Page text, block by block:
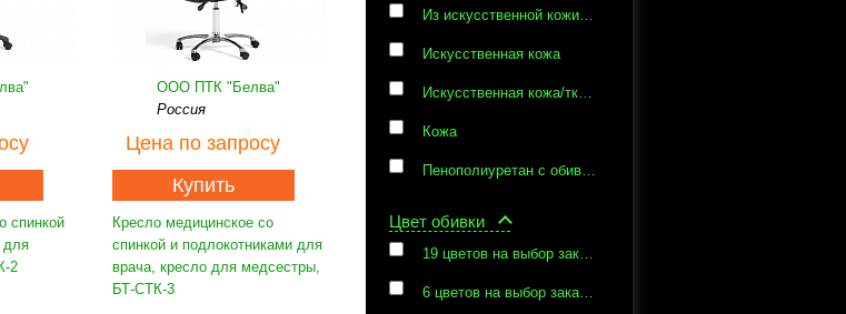
спинкой
для
2
ООО ПТК "Белва"
Россия
Цена по запросу
Купить
Кресло медицинское со
спинкой и подлокотниками для
врача, кресло для медсестры,
БТ-СТК-3
Из искусственной кожи или микрофибры
Искусственная кожа
Искусственная кожа/ткань и сетчатый акрил
Кожа
Пенополиуретан с обивкой из искусственной кожи
Цвет обивки
19 цветов на выбор заказчика
6 цветов на выбор заказчика